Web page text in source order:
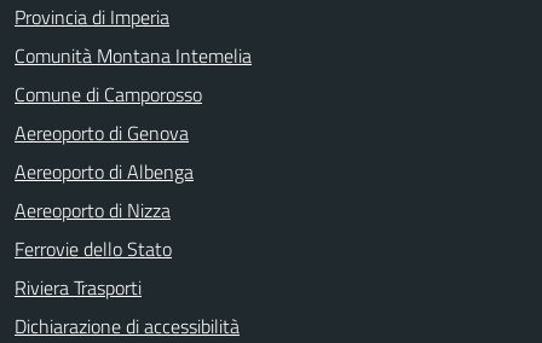
Provincia di Imperia
Comunità Montana Intemelia
Comune di Camporosso
Aereoporto di Genova
Aereoporto di Albenga
Aereoporto di Nizza
Ferrovie dello Stato
Riviera Trasporti
Dichiarazione di accessibilità